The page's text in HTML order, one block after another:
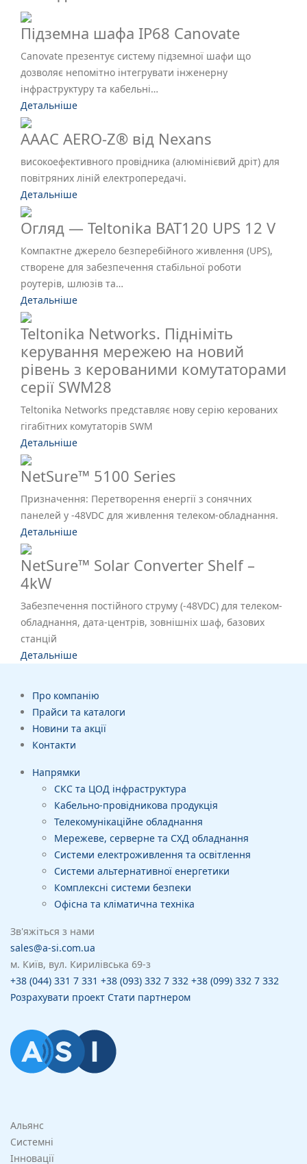
Підземна шафа IP68 Canovate
Canovate презентує систему підземної шафи що
дозволяє непомітно інтегрувати інженерну
інфраструктуру та кабельні…
Детальніше
AAAC AERO-Z® від Nexans
високоефективного провідника (алюмінієвий дріт) для
повітряних ліній електропередачі.
Детальніше
Огляд — Teltonika BAT120 UPS 12 V
Компактне джерело безперебійного живлення (UPS),
створене для забезпечення стабільної роботи
роутерів, шлюзів та…
Детальніше
Teltonika Networks. Підніміть
керування мережею на новий
рівень з керованими комутаторами
серії SWM28
Teltonika Networks представляє нову серію керованих
гігабітних комутаторів SWM
Детальніше
NetSure™ 5100 Series
Призначення: Перетворення енергії з сонячних
панелей у -48VDC для живлення телеком-обладнання.
Детальніше
NetSure™ Solar Converter Shelf –
4kW
Забезпечення постійного струму (-48VDC) для телеком-
обладнання, дата-центрів, зовнішніх шаф, базових
станцій
Детальніше
Про компанію
Прайси та каталоги
Новини та акції
Контакти
Напрямки
СКС та ЦОД інфраструктура
Кабельно-провідникова продукція
Телекомунікаційне обладнання
Мережеве, серверне та СХД обладнання
Системи електроживлення та освітлення
Системи альтернативної енергетики
Комплексні системи безпеки
Офісна та кліматична техніка
Зв'яжіться з нами
sales@a-si.com.ua
м. Київ, вул. Кирилівська 69-з
+38 (044) 331 7 331 +38 (093) 332 7 332 +38 (099) 332 7 332
Розрахувати проект Стати партнером
Альянс
Системні
Інновації